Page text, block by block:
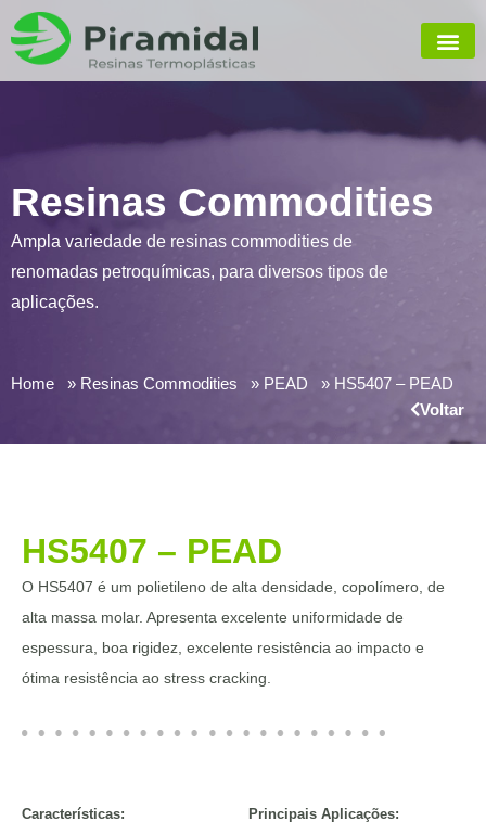
Resinas Commodities
Ampla variedade de resinas commodities de
renomadas petroquímicas, para diversos tipos de
aplicações.
Home Resinas Commodities PEAD
HS5407 – PEAD
Voltar
HS5407 – PEAD
O HS5407 é um polietileno de alta densidade, copolímero, de
alta massa molar. Apresenta excelente uniformidade de
espessura, boa rigidez, excelente resistência ao impacto e
ótima resistência ao stress cracking.
Características:
Principais Aplicações: